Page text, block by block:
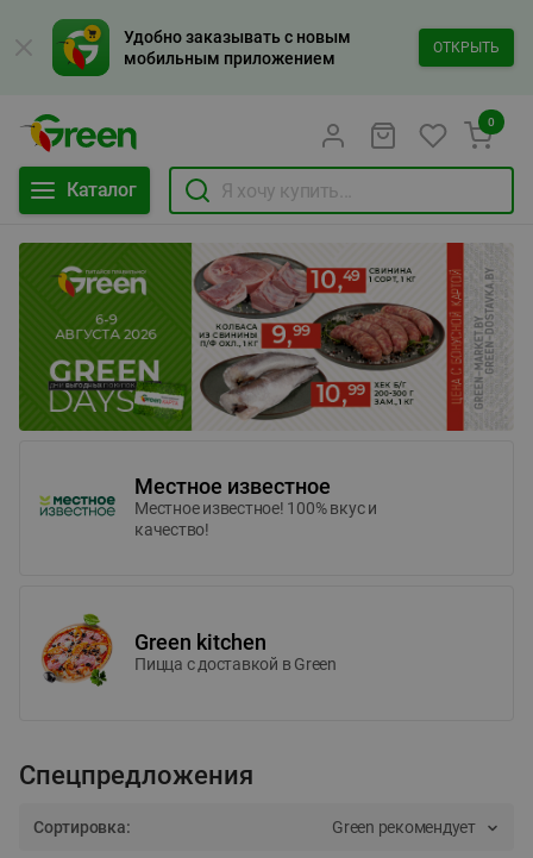
Удобно заказывать с новым
мобильным приложением
ОТКРЫТЬ
Каталог
0
Местное известное
Местное известное! 100% вкус и
качество!
Green kitchen
Пицца c доставкой в Green
Спецпредложения
Сортировка: Green рекомендует